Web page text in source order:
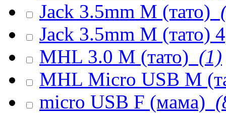
Jack 3.5mm M (тато)
Jack 3.5mm M (тато)
MHL 3.0 M (тато) (1)
MHL Micro USB M
micro USB F (мама)